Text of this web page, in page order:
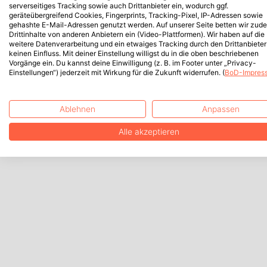
serverseitiges Tracking sowie auch Drittanbieter ein, wodurch ggf.
geräteübergreifend Cookies, Fingerprints, Tracking-Pixel, IP-Adressen sowie
gehashte E-Mail-Adressen genutzt werden. Auf unserer Seite betten wir
Drittinhalte von anderen Anbietern ein (Video-Plattformen). Wir haben auf die
weitere Datenverarbeitung und ein etwaiges Tracking durch den Drittanbieter
keinen Einfluss. Mit deiner Einstellung willigst du in die oben beschriebenen
Vorgänge ein. Du kannst deine Einwilligung (z. B. im Footer unter „Privacy-
Einstellungen“) jederzeit mit Wirkung für die Zukunft widerrufen. (BoD-
Ablehnen Anpassen
Alle akzeptieren